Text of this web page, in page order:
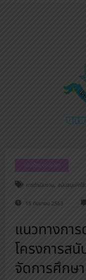
รอบรั้วนางรองพิท
การดำเนินงาน, สนับสนุนค่าใช้
15 กันยายน 2563
แนวทางกา
โครงการสนั
จัดการศึกษ